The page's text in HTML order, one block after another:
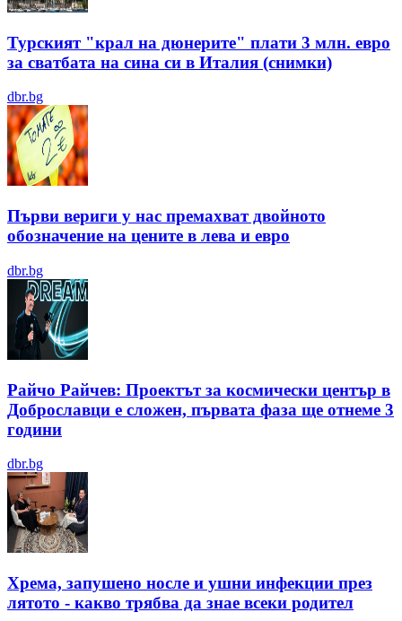
Турският "крал на дюнерите" плати 3 млн. евро
за сватбата на сина си в Италия (снимки)
dbr.bg
Първи вериги у нас премахват двойното
обозначение на цените в лева и евро
dbr.bg
Райчо Райчев: Проектът за космически център в
Доброславци е сложен, първата фаза ще отнеме 3
години
dbr.bg
Хрема, запушено носле и ушни инфекции през
лятотo - какво трябва да знае всеки родител